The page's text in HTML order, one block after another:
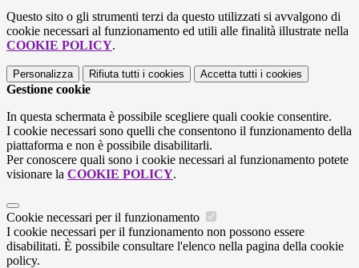
Questo sito o gli strumenti terzi da questo utilizzati si avvalgono di
cookie necessari al funzionamento ed utili alle finalità illustrate nella
COOKIE POLICY.
Personalizza Rifiuta tutti i cookies Accetta tutti i cookies
Gestione cookie
In questa schermata è possibile scegliere quali cookie consentire.
I cookie necessari sono quelli che consentono il funzionamento della
piattaforma e non è possibile disabilitarli.
Per conoscere quali sono i cookie necessari al funzionamento potete
visionare la COOKIE POLICY.
Cookie necessari per il funzionamento
I cookie necessari per il funzionamento non possono essere
disabilitati. È possibile consultare l'elenco nella pagina della cookie
policy.